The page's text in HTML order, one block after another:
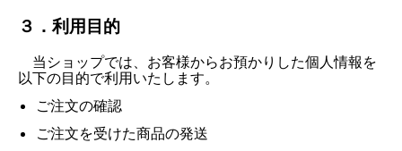
３．利用目的
当ショップでは、お客様からお預かりした個人情報を
以下の目的で利用いたします。
ご注文の確認
ご注文を受けた商品の発送